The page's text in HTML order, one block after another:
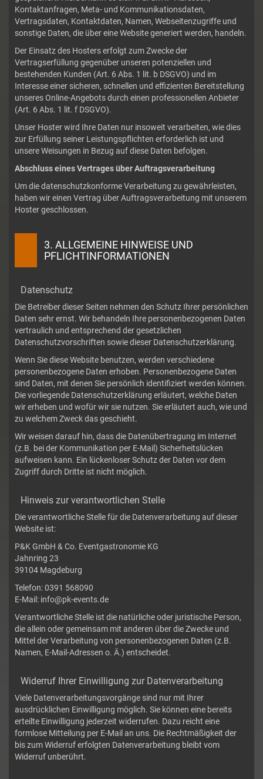
Kontaktanfragen, Meta- und Kommunikationsdaten,
Vertragsdaten, Kontaktdaten, Namen, Webseitenzugriffe und
sonstige Daten, die über eine Website generiert werden, handeln.
Der Einsatz des Hosters erfolgt zum Zwecke der
Vertragserfüllung gegenüber unseren potenziellen und
bestehenden Kunden (Art. 6 Abs. 1 lit. b DSGVO) und im
Interesse einer sicheren, schnellen und effizienten Bereitstellung
unseres Online-Angebots durch einen professionellen Anbieter
(Art. 6 Abs. 1 lit. f DSGVO).
Unser Hoster wird Ihre Daten nur insoweit verarbeiten, wie dies
zur Erfüllung seiner Leistungspflichten erforderlich ist und
unsere Weisungen in Bezug auf diese Daten befolgen.
Abschluss eines Vertrages über Auftragsverarbeitung
Um die datenschutzkonforme Verarbeitung zu gewährleisten,
haben wir einen Vertrag über Auftragsverarbeitung mit unserem
Hoster geschlossen.
3. ALLGEMEINE HINWEISE UND
PFLICHTINFORMATIONEN
Datenschutz
Die Betreiber dieser Seiten nehmen den Schutz Ihrer persönlichen
Daten sehr ernst. Wir behandeln Ihre personenbezogenen Daten
vertraulich und entsprechend der gesetzlichen
Datenschutzvorschriften sowie dieser Datenschutzerklärung.
Wenn Sie diese Website benutzen, werden verschiedene
personenbezogene Daten erhoben. Personenbezogene Daten
sind Daten, mit denen Sie persönlich identifiziert werden können.
Die vorliegende Datenschutzerklärung erläutert, welche Daten
wir erheben und wofür wir sie nutzen. Sie erläutert auch, wie und
zu welchem Zweck das geschieht.
Wir weisen darauf hin, dass die Datenübertragung im Internet
(z.B. bei der Kommunikation per E-Mail) Sicherheitslücken
aufweisen kann. Ein lückenloser Schutz der Daten vor dem
Zugriff durch Dritte ist nicht möglich.
Hinweis zur verantwortlichen Stelle
Die verantwortliche Stelle für die Datenverarbeitung auf dieser
Website ist:
P&K GmbH & Co. Eventgastronomie KG
Jahnring 23
39104 Magdeburg
Telefon: 0391 568090
E-Mail: info@pk-events.de
Verantwortliche Stelle ist die natürliche oder juristische Person,
die allein oder gemeinsam mit anderen über die Zwecke und
Mittel der Verarbeitung von personenbezogenen Daten (z.B.
Namen, E-Mail-Adressen o. Ä.) entscheidet.
Widerruf Ihrer Einwilligung zur Datenverarbeitung
Viele Datenverarbeitungsvorgänge sind nur mit Ihrer
ausdrücklichen Einwilligung möglich. Sie können eine bereits
erteilte Einwilligung jederzeit widerrufen. Dazu reicht eine
formlose Mitteilung per E-Mail an uns. Die Rechtmäßigkeit der
bis zum Widerruf erfolgten Datenverarbeitung bleibt vom
Widerruf unberührt.